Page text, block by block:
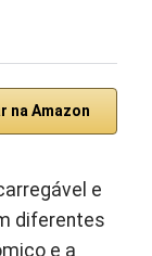
na Amazon
e
diferentes
e a